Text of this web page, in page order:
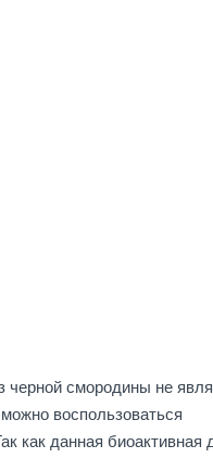
черной смородины не
воспользоваться
как данная биоактивная